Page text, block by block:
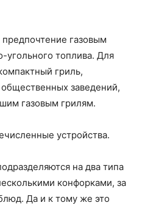
предпочтение газовым
угольного топлива. Для
гриль,
заведений,
газовым грилям.
устройства.
на два типа
конфорками, за
Да и к тому же это